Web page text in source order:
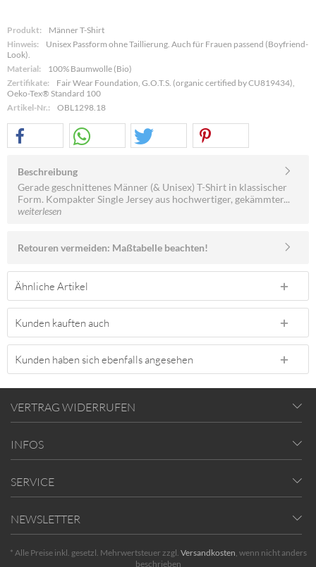
Produkt:
Männer T-Shirt
Hinweis:
Unisex Passform ohne Taillierung. Auch für Frauen passend (Boyfriend-
Look).
Material:
100% Baumwolle (Bio)
Zertifikate:
Fair Wear Foundation, G.O.T.S. (organic certified by CU819434),
Oeko-Tex® Standard 100
Artikel-Nr.:
OBL1298.18
Beschreibung
Gerade geschnittenes Männer (& Unisex) T-Shirt in klassischer
Form. Kompakter Single Jersey aus hochwertiger, gekämmter...
weiterlesen
Retouren vermeiden: Maßtabelle beachten!
Ähnliche Artikel
Kunden kauften auch
Kunden haben sich ebenfalls angesehen
VERTRAG WIDERRUFEN
INFOS
SERVICE
NEWSLETTER
* Alle Preise inkl. gesetzl. Mehrwertsteuer zzgl. Versandkosten, wenn nicht anders
beschrieben